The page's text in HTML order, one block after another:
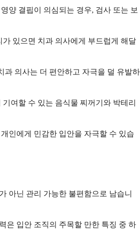
양 결핍이 의심되는 경우, 검사 또는 보
있으면 치과 의사에게 부드럽게 해달
과 의사는 더 편안하고 자극을 덜 유발하
여할 수 있는 음식물 찌꺼기와 박테리
인에게 민감한 입안을 자극할 수 있습
아닌 관리 가능한 불편함으로 남습니
은 입안 조직의 주목할 만한 특징 중 하